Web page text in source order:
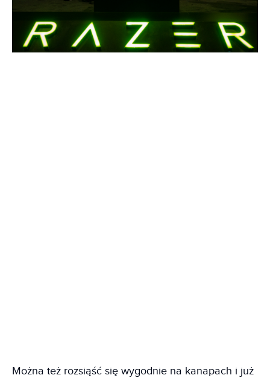
Można też rozsiąść się wygodnie na kanapach i już